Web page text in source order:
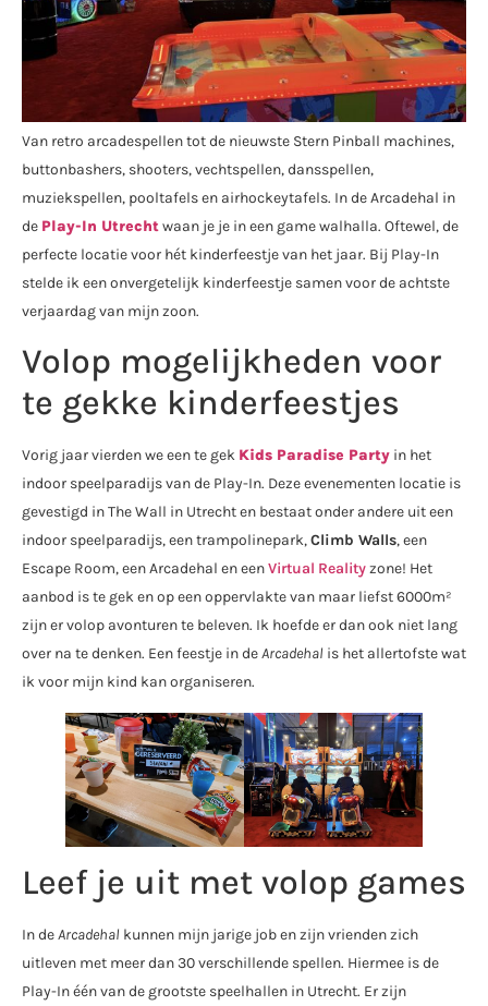
Van retro arcadespellen tot de nieuwste Stern Pinball machines,
buttonbashers, shooters, vechtspellen, dansspellen,
muziekspellen, pooltafels en airhockeytafels. In de Arcadehal in
de Play-In Utrechtwaan je je in een game walhalla. Oftewel, de
perfecte locatie voor hét kinderfeestje van het jaar. Bij Play-In
stelde ik een onvergetelijk kinderfeestje samen voor de achtste
verjaardag van mijn zoon.
Volop mogelijkheden voor
te gekke kinderfeestjes
Vorig jaar vierden we een te gek Kids Paradise Party in het
indoor speelparadijs van de Play-In. Deze evenementen locatie is
gevestigd in The Wall in Utrecht en bestaat onder andere uit een
indoor speelparadijs, een trampolinepark,Climb Walls, een
Escape Room, een Arcadehal en eenVirtual Realityzone! Het
aanbod is te gek en op een oppervlakte van maar liefst 6000m²
zijn er volop avonturen te beleven. Ik hoefde er dan ook niet lang
over na te denken. Een feestje in deArcadehal is het allertofste wat
ik voor mijn kind kan organiseren.
Leef je uit met volop games
In deArcadehal kunnen mijn jarige job en zijn vrienden zich
uitleven met meer dan 30 verschillende spellen. Hiermee is de
Play-In één van de grootste speelhallen in Utrecht. Er zijn